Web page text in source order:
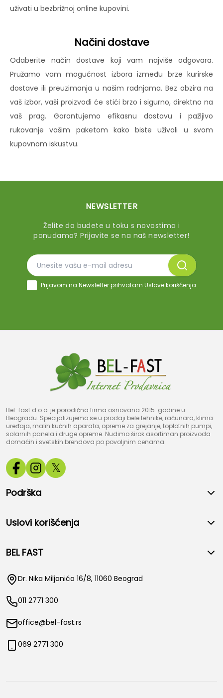
uživati u bezbrižnoj online kupovini.
Načini dostave
Odaberite način dostave koji vam najviše odgovara.
Pružamo vam mogućnost izbora između brze kurirske
dostave ili preuzimanja u našim radnjama. Bez obzira na
vaš izbor, vaši proizvodi će stići brzo i sigurno, direktno na
vaš prag. Garantujemo efikasnu dostavu i pažljivo
rukovanje vašim paketom kako biste uživali u svom
kupovnom iskustvu.
NEWSLETTER
Želite da budete u toku s novostima i
ponudama? Prijavite se na naš newsletter!
Prijavom na Newsletter prihvatam Uslove korišćenja
Bel-fast d.o.o. je porodična firma osnovana 2015. godine u
Beogradu. Specijalizujemo se u prodaji bele tehnike, računara, klima
uređaja, malih kućnih aparata, opreme za grejanje, toplotnih pumpi,
solarnih panela i druge opreme. Nudimo širok asortiman proizvoda
domaćih i svetskih brendova po povoljnim cenama.
𝕏
Podrška
Uslovi korišćenja
BEL FAST
Dr. Nika Miljanića 16/8, 11060 Beograd
011 2771 300
office@bel-fast.rs
069 2771 300